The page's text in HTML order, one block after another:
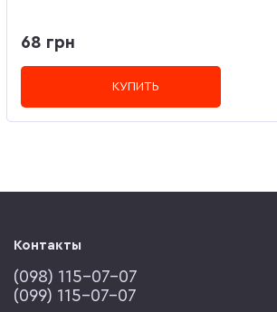
68 грн
КУПИТЬ
Контакты
(‎098) 115-07-07
(‎099) 115-07-07